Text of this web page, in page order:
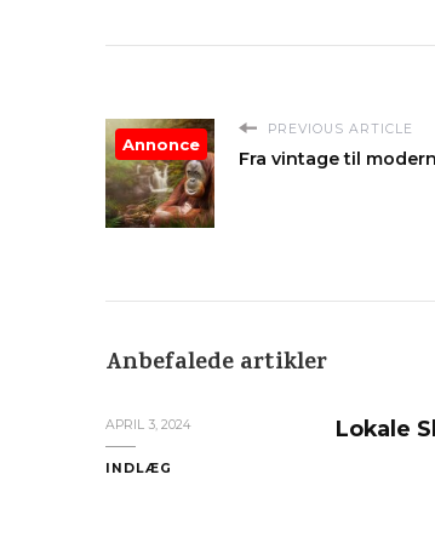
PREVIOUS ARTICLE
Fra vintage til
Annonce
Anbefalede artikler
APRIL 3, 2024
INDLÆG
Lokale